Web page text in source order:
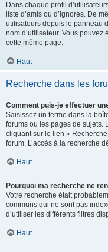
Dans chaque profil
liste d’amis ou d’ignorés. De
utilisateurs depuis le panneau
nom d’utilisateur. Vous
cette même page.
Haut
Recherche dans les
Comment puis-je effectuer
Saisissez un terme dans la
forums ou les pages de sujets.
cliquant sur le lien «
forum. L’accès à la recherche
Haut
Pourquoi ma recherche ne
Votre recherche était
communs qui ne sont pas
d’utiliser les différents filtres
Haut